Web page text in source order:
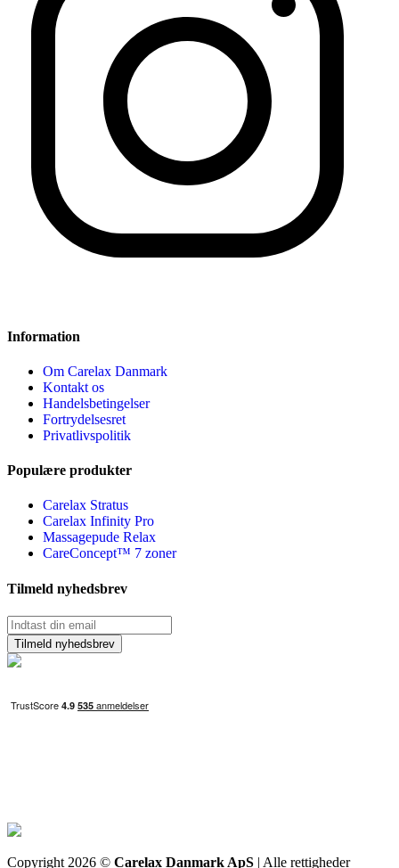
Information
Om Carelax Danmark
Kontakt os
Handelsbetingelser
Fortrydelsesret
Privatlivspolitik
Populære produkter
Carelax Stratus
Carelax Infinity Pro
Massagepude Relax
CareConcept™ 7 zoner
Tilmeld nyhedsbrev
Tilmeld nyhedsbrev
Copyright 2026 © Carelax Danmark ApS | Alle rettigheder